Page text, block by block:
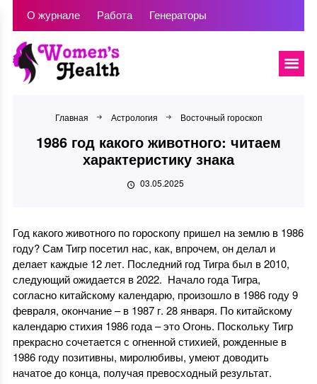
О журнале Работа Генераторы
Главная Астрология Восточный гороскоп
1986 год какого животного: читаем
характеристику знака
03.05.2025
Год какого животного по гороскопу пришел на землю в 1986
году? Сам Тигр посетил нас, как, впрочем, он делал и
делает каждые 12 лет. Последний год Тигра был в 2010,
следующий ожидается в 2022. Начало года Тигра,
согласно китайскому календарю, произошло в 1986 году 9
февраля, окончание – в 1987 г. 28 января. По китайскому
календарю стихия 1986 года – это Огонь. Поскольку Тигр
прекрасно сочетается с огненной стихией, рожденные в
1986 году позитивны, миролюбивы, умеют доводить
начатое до конца, получая превосходный результат.